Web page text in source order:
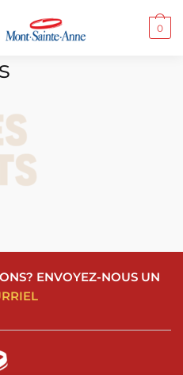
0
ENVOYEZ-NOUS UN